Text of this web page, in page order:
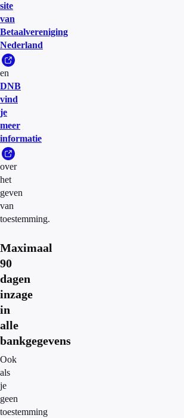
site
van
Betaalvereniging
Nederland
en
DNB
vind
je
meer
informatie
over
het
geven
van
toestemming.
Maximaal
90
dagen
inzage
in
alle
bankgegevens
Ook
als
je
geen
toestemming